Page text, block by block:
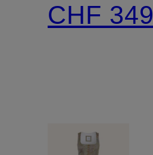
CHF 349